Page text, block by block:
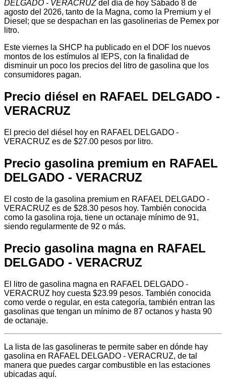
DELGADO - VERACRUZdel día de hoy Sábado 8 de
agosto del 2026, tanto de la Magna, como la Premium y el
Diesel; que se despachan en las gasolinerias de Pemex por
litro.
Este viernes la SHCP ha publicado en el DOF los nuevos
montos de los estímulos al IEPS, con la finalidad de
disminuir un poco los precios del litro de gasolina que los
consumidores pagan.
Precio diésel en RAFAEL DELGADO -
VERACRUZ
El precio del diésel hoy en RAFAEL DELGADO -
VERACRUZ es de $27.00 pesos por litro.
Precio gasolina premium en RAFAEL
DELGADO - VERACRUZ
El costo de la gasolina premium en RAFAEL DELGADO -
VERACRUZ es de $28.30 pesos hoy. También conocida
como la gasolina roja, tiene un octanaje mínimo de 91,
siendo regularmente de 92 o más.
Precio gasolina magna en RAFAEL
DELGADO - VERACRUZ
El litro de gasolina magna en RAFAEL DELGADO -
VERACRUZ hoy cuesta $23.99 pesos. También conocida
como verde o regular, en esta categoría, también entran las
gasolinas que tengan un mínimo de 87 octanos y hasta 90
de octanaje.
La lista de las gasolineras te permite saber en dónde hay
gasolina en RAFAEL DELGADO - VERACRUZ, de tal
manera que puedes cargar combustible en las estaciones
ubicadas aquí.